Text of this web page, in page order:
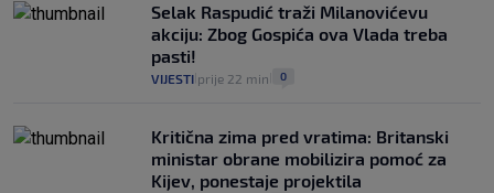
Selak Raspudić traži Milanovićevu
akciju: Zbog Gospića ova Vlada treba
pasti!
VIJESTI prije 22 min 0
Kritična zima pred vratima: Britanski
ministar obrane mobilizira pomoć za
Kijev, ponestaje projektila